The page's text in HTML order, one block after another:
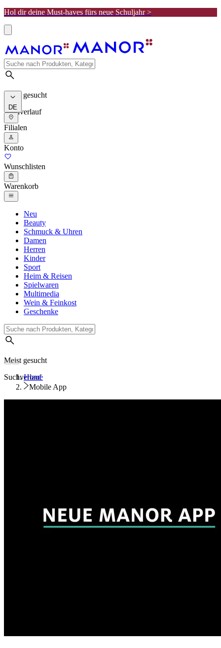
Hol dir deine Must-haves fürs neue Schuljahr >
Meist gesucht
Suchverlauf
DE
Filialen
Konto
Wunschlisten
Warenkorb
Neu
Beauty
Schmuck & Uhren
Damen
Herren
Kinder
Sport
Heim & Reisen
Spielwaren
Multimedia
Wein & Feinkost
Geschenke
Meist gesucht
Suchverlauf
Home
Mobile App